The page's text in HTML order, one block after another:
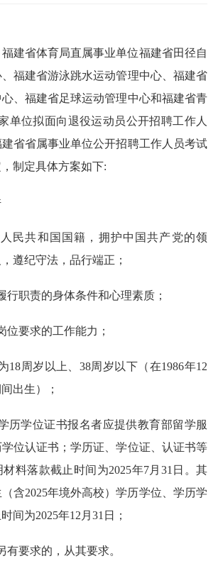
建省体育局直属事业单位福建省田径自
福建省游泳跳水运动管理中心、福建省
、福建省足球运动管理中心和福建省青
单位拟面向退役运动员公开招聘工作人
建省省属事业单位公开招聘工作人员考试
制定具体方案如下:
民共和国国籍，拥护中国共产党的领
遵纪守法，品行端正；
行职责的身体条件和心理素质；
位要求的工作能力；
18周岁以上、38周岁以下（在1986年12
出生）；
历学位证书报名者应提供教育部留学服
位认证书；学历证、学位证、认证书等
料落款截止时间为2025年7月31日。其
含2025年境外高校）学历学位、学历学
间为2025年12月31日；
有要求的，从其要求。